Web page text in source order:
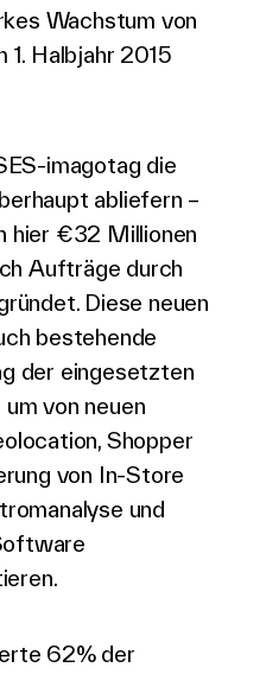
Wachstum von
1. Halbjahr 2015
imagotag die
abliefern –
hier €32 Millionen
Aufträge durch
Diese neuen
bestehende
der eingesetzten
von neuen
Shopper
von In-Store
und
62% der